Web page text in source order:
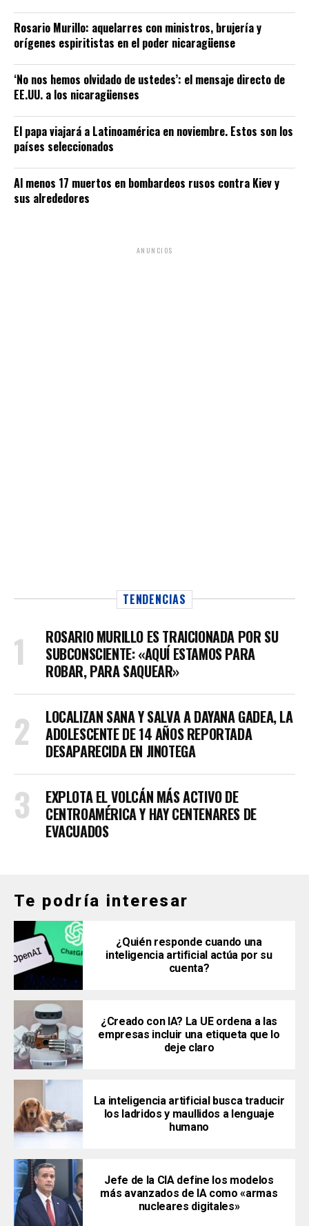
Rosario Murillo: aquelarres con ministros, brujería y
orígenes espiritistas en el poder nicaragüense
‘No nos hemos olvidado de ustedes’: el mensaje directo de
EE.UU. a los nicaragüenses
El papa viajará a Latinoamérica en noviembre. Estos son los
países seleccionados
Al menos 17 muertos en bombardeos rusos contra Kiev y
sus alrededores
ANUNCIOS
TENDENCIAS
ROSARIO MURILLO ES TRAICIONADA POR SU
SUBCONSCIENTE: «AQUÍ ESTAMOS PARA
ROBAR, PARA SAQUEAR»
LOCALIZAN SANA Y SALVA A DAYANA GADEA, LA
ADOLESCENTE DE 14 AÑOS REPORTADA
DESAPARECIDA EN JINOTEGA
EXPLOTA EL VOLCÁN MÁS ACTIVO DE
CENTROAMÉRICA Y HAY CENTENARES DE
EVACUADOS
Te podría interesar
¿Quién responde cuando una
inteligencia artificial actúa por su
cuenta?
¿Creado con IA? La UE ordena a las
empresas incluir una etiqueta que lo
deje claro
La inteligencia artificial busca traducir
los ladridos y maullidos a lenguaje
humano
Jefe de la CIA define los modelos
más avanzados de IA como «armas
nucleares digitales»